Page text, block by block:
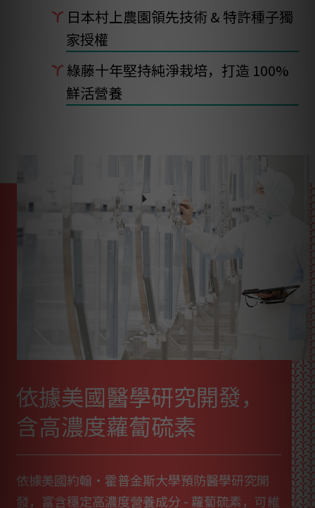
日本村上農園領先技術 & 特許種子獨
家授權
綠藤十年堅持純淨栽培，打造 100%
鮮活營養
依據美國醫學研究開發，
含高濃度蘿蔔硫素
依據美國約翰・霍普金斯大學預防醫學研究開
發，富含穩定高濃度營養成分 - 蘿蔔硫素，可維